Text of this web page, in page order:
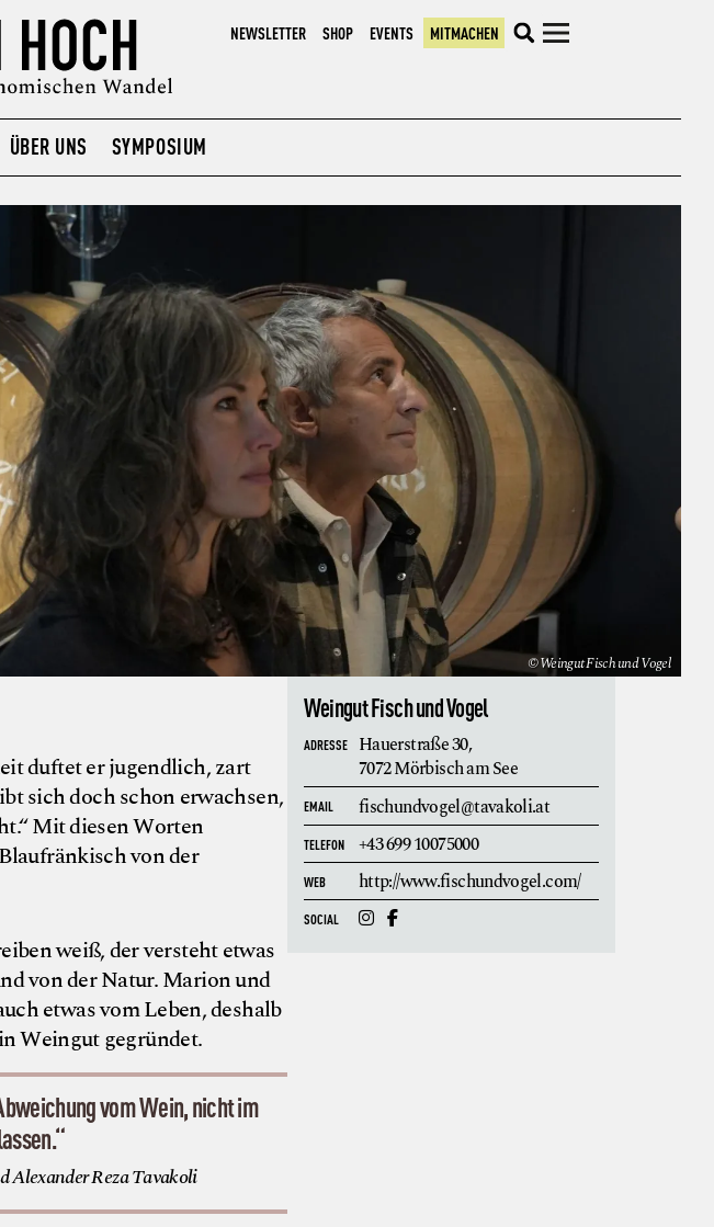
NEWSLETTER SHOP EVENTS MITMACHEN
ÜBER UNS SYMPOSIUM
© Weingut Fisch und Vogel
duftet er jugendlich, zart
sich doch schon erwachsen,
Mit diesen Worten
von der
weiß, der versteht etwas
von der Natur. Marion und
etwas vom Leben, deshalb
Weingut gegründet.
vom Wein, nicht im
Alexander Reza Tavakoli
Weingut Fisch und Vogel
ADRESSE
Hauerstraße 30,
7072 Mörbisch am See
EMAIL fischundvogel@tavakoli.at
TELEFON +43 699 10075000
WEB http://www.fischundvogel.com/
SOCIAL